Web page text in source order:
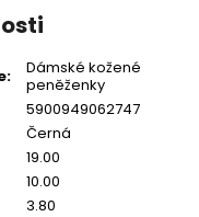
:
Dámské kožené
peněženky
5900949062747
Černá
19.00
10.00
3.80